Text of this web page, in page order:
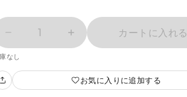
1 カートに入れる
なし
お気に入りに追加する